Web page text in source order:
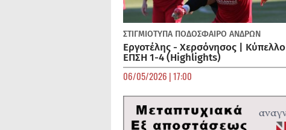
ΣΤΙΓΜΙΟΤΥΠΑ ΠΟΔΌΣΦΑΙΡΟ ΑΝΔΡΏΝ
Εργοτέλης - Χερσόνησος | Κύπελλο
ΕΠΣΗ 1-4 (Highlights)
06/05/2026 | 17:00